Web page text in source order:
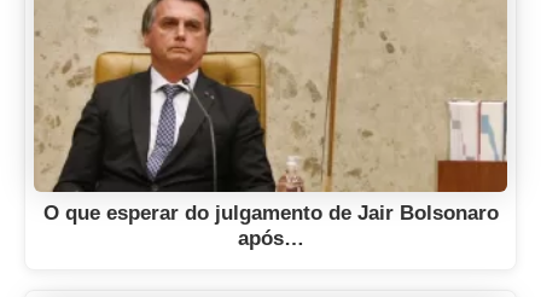
O que esperar do julgamento de Jair Bolsonaro
após…